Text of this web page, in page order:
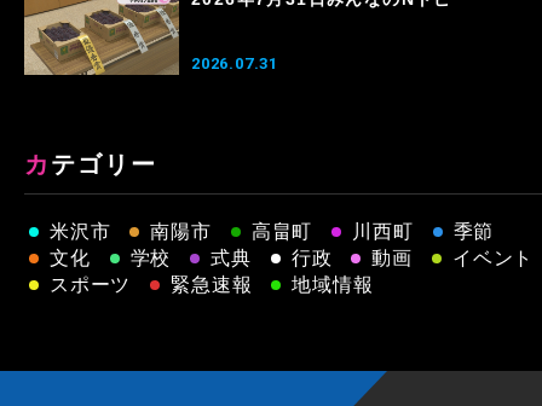
2026.07.31
カテゴリー
米沢市 南陽市 高畠町 川西町
季節
文化
学校 式典 行政 動画
イベント
スポーツ
緊急速報 地域情報